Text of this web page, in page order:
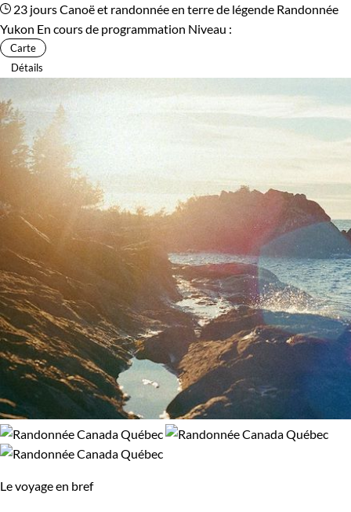
23 joursCanoë et randonnée en terre de légende Randonnée
Yukon En cours de programmation Niveau :
Carte
Détails
Le voyage en bref